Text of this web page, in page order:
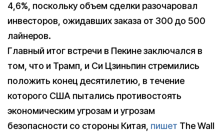
4,6%, поскольку объем сделки разочаровал
инвесторов, ожидавших заказа от 300 до 500
лайнеров.
Главный итог встречи в Пекине заключался в
том, что и Трамп, и Си Цзиньпин стремились
положить конец десятилетию, в течение
которого США пытались противостоять
экономическим угрозам и угрозам
безопасности со стороны Китая, пишет The Wall